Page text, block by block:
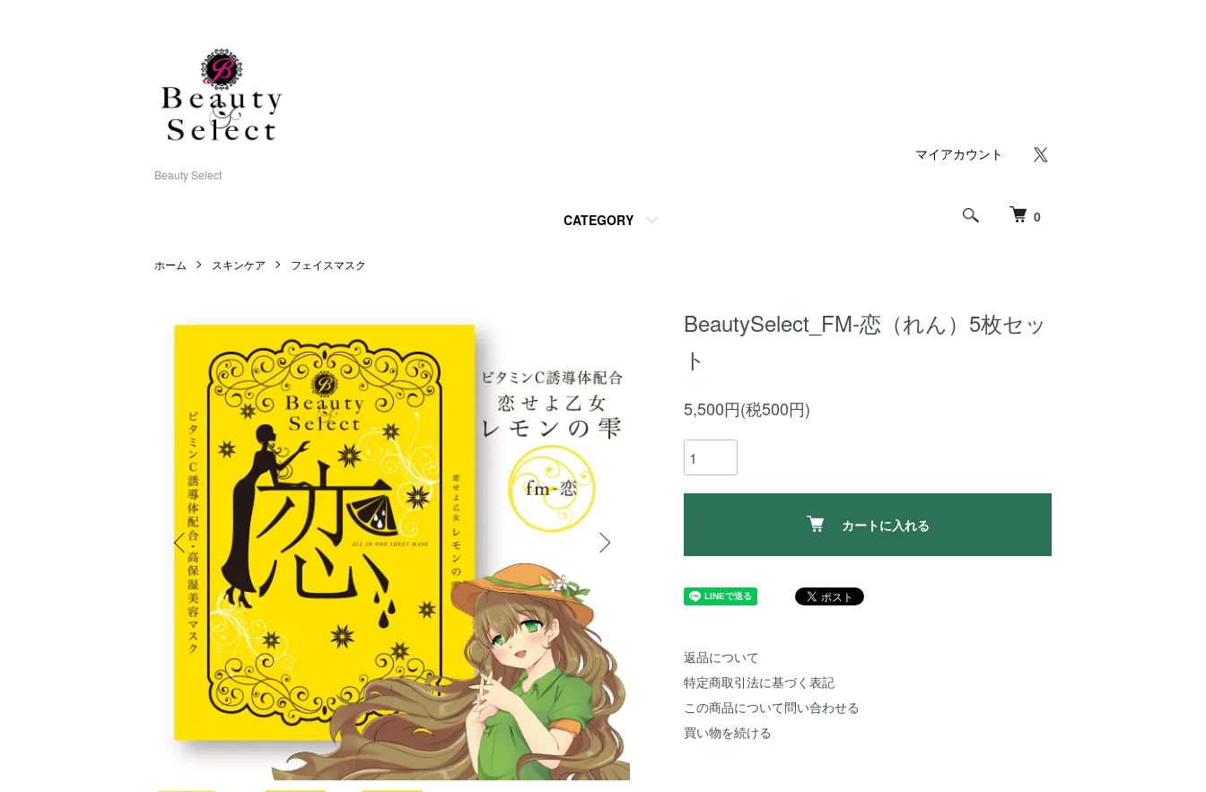
Beauty Select
0
CATEGORY
マイアカウント
ホーム スキンケア フェイスマスク
BeautySelect_FM-恋（れん）5枚セッ
ト
5,500円(税500円)
カートに入れる
返品について
特定商取引法に基づく表記
この商品について問い合わせる
買い物を続ける